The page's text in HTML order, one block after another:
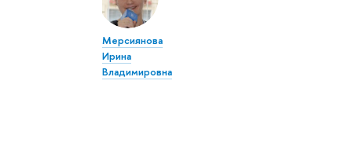
Мерсиянова
Ирина
Владимировна